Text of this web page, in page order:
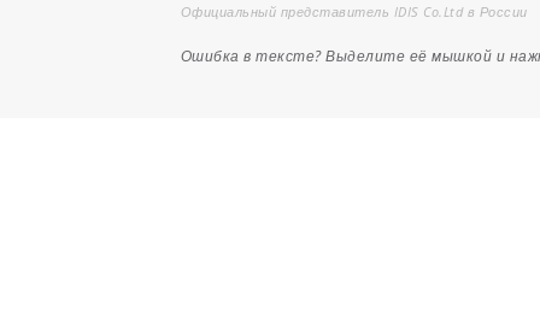
Официальный представитель IDIS Co.Ltd в России
Ошибка в тексте? Выделите её мышкой и